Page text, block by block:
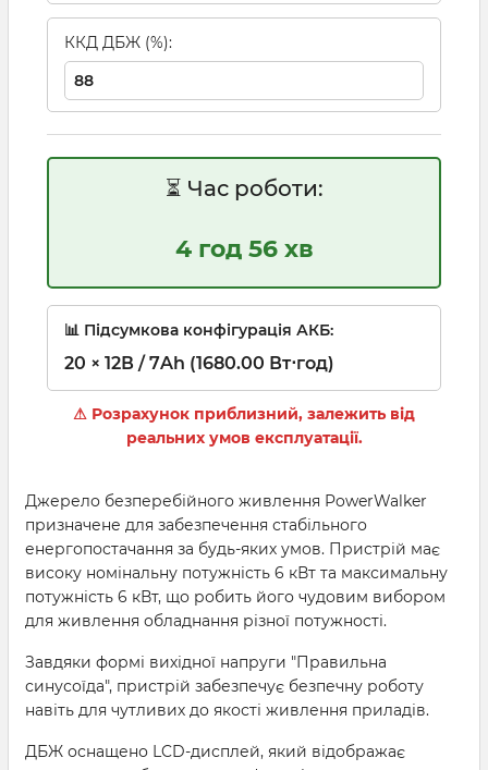
ККД ДБЖ (%):
⏳ Час роботи:
4 год 56 хв
📊 Підсумкова конфігурація АКБ:
20 × 12В / 7Ah (1680.00 Вт⋅год)
⚠ Розрахунок приблизний, залежить від
реальних умов експлуатації.
Джерело безперебійного живлення PowerWalker
призначене для забезпечення стабільного
енергопостачання за будь-яких умов. Пристрій має
високу номінальну потужність 6 кВт та максимальну
потужність 6 кВт, що робить його чудовим вибором
для живлення обладнання різної потужності.
Завдяки формі вихідної напруги "Правильна
синусоїда", пристрій забезпечує безпечну роботу
навіть для чутливих до якості живлення приладів.
ДБЖ оснащено LCD-дисплей, який відображає